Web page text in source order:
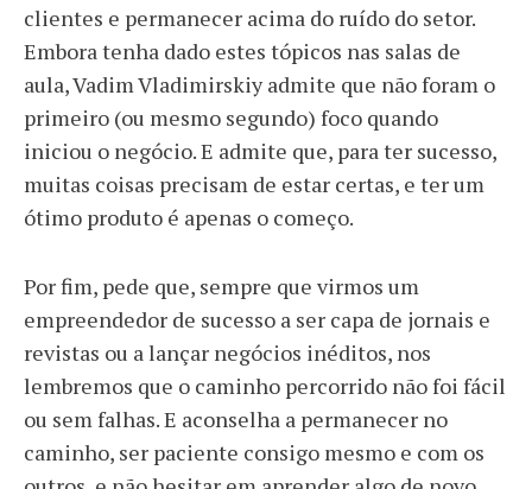
clientes e permanecer acima do ruído do setor.
Embora tenha dado estes tópicos nas salas de
aula, Vadim Vladimirskiy admite que não foram o
primeiro (ou mesmo segundo) foco quando
iniciou o negócio. E admite que, para ter sucesso,
muitas coisas precisam de estar certas, e ter um
ótimo produto é apenas o começo.
Por fim, pede que, sempre que virmos um
empreendedor de sucesso a ser capa de jornais e
revistas ou a lançar negócios inéditos, nos
lembremos que o caminho percorrido não foi fácil
ou sem falhas. E aconselha a permanecer no
caminho, ser paciente consigo mesmo e com os